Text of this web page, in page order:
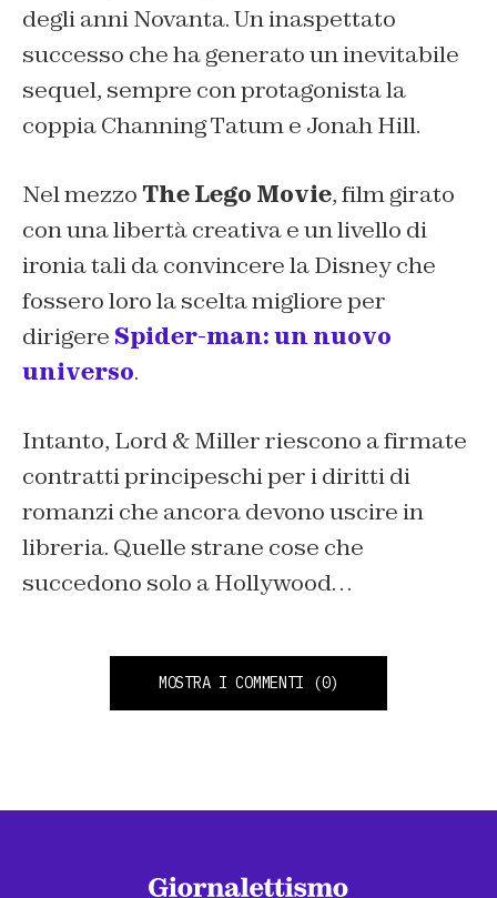
degli anni Novanta. Un inaspettato
successo che ha generato un inevitabile
sequel, sempre con protagonista la
coppia Channing Tatum e Jonah Hill.
Nel mezzo The Lego Movie, film girato
con una libertà creativa e un livello di
ironia tali da convincere la Disney che
fossero loro la scelta migliore per
dirigere Spider-man: un nuovo
universo.
Intanto, Lord & Miller riescono a firmate
contratti principeschi per i diritti di
romanzi che ancora devono uscire in
libreria. Quelle strane cose che
succedono solo a Hollywood…
MOSTRA I COMMENTI (0)